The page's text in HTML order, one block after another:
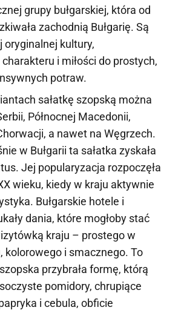
grupy bułgarskiej, która od
zachodnią Bułgarię. Są
oryginalnej kultury,
i miłości do prostych,
potraw.
sałatkę szopską można
Północnej Macedonii,
a nawet na Węgrzech.
w Bułgarii ta sałatka zyskała
Jej popularyzacja rozpoczęła
wieku, kiedy w kraju aktywnie
Bułgarskie hotele i
dania, które mogłoby stać
kraju – prostego w
kolorowego i smacznego. To
przybrała formę, którą
pomidory, chrupiące
i cebula, obficie